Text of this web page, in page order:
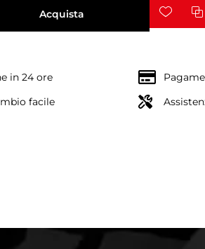
Acquista
in 24 ore
facile